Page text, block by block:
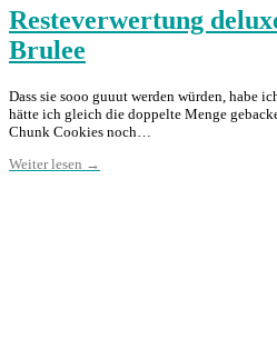
Resteverwertung
Brulee
Dass sie sooo guuut werden würden, habe
hätte ich gleich die doppelte Menge
Chunk Cookies noch…
Weiter lesen →